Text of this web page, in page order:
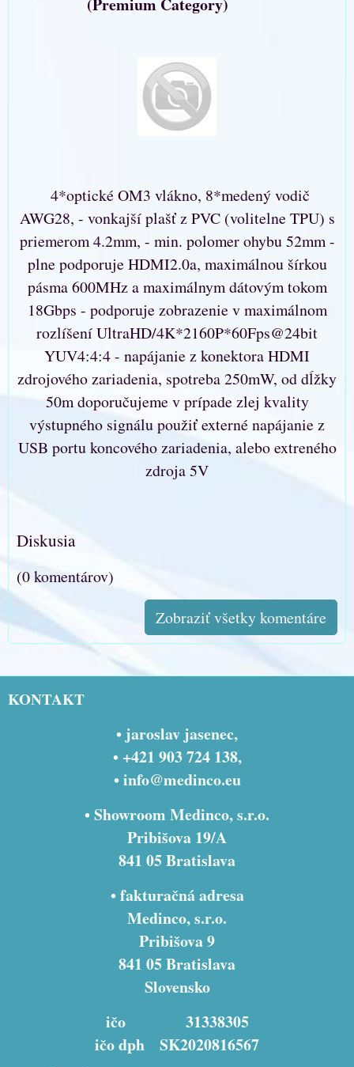
4*optické OM3 vlákno, 8*medený vodič
AWG28, - vonkajší plašť z PVC (volitelne TPU) s
priemerom 4.2mm, - min. polomer ohybu 52mm -
plne podporuje HDMI2.0a, maximálnou šírkou
pásma 600MHz a maximálnym dátovým tokom
18Gbps - podporuje zobrazenie v maximálnom
rozlíšení UltraHD/4K*2160P*60Fps@24bit
YUV4:4:4 - napájanie z konektora HDMI
zdrojového zariadenia, spotreba 250mW, od dĺžky
50m doporučujeme v prípade zlej kvality
výstupného signálu použiť externé napájanie z
USB portu koncového zariadenia, alebo extreného
zdroja 5V
Diskusia
(0 komentárov)
Zobraziť všetky komentáre
KONTAKT
• jaroslav jasenec,
• +421 903 724 138,
•info@medinco.eu
• Showroom Medinco, s.r.o.
Pribišova 19/A
841 05 Bratislava
• fakturačná adresa
Medinco, s.r.o.
Pribišova 9
841 05 Bratislava
Slovensko
ičo 31338305
ičo dph SK2020816567